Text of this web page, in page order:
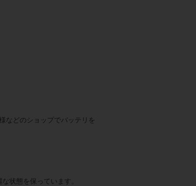
様などのショップでバッテリを
状態を保っています。